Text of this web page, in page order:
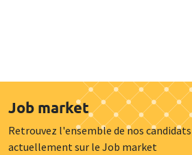
Job market
Retrouvez l'ensemble de nos
actuellement sur le Job market